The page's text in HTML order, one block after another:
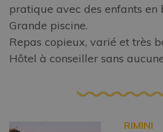
pratique avec des enfants en
Grande piscine.
Repas copieux, varié et très
Hôtel à conseiller sans
RIMINI